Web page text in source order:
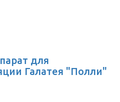
для
Галатея "Полли"